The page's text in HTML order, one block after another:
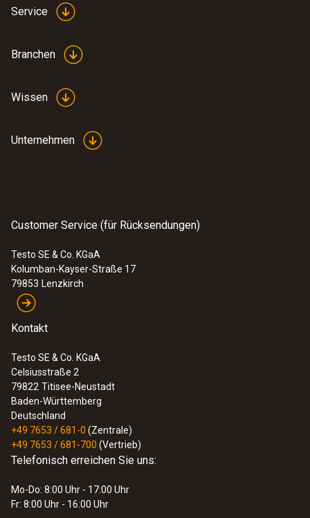
Service
Branchen
Wissen
Unternehmen
Customer Service (für Rücksendungen)
Testo SE & Co. KGaA
Kolumban-Kayser-Straße 17
79853 Lenzkirch
Kontakt
Testo SE & Co. KGaA
Celsiusstraße 2
79822 Titisee-Neustadt
Baden-Württemberg
Deutschland
+49 7653 / 681-0 (Zentrale)
+49 7653 / 681-700 (Vertrieb)
Telefonisch erreichen Sie uns:
Mo-Do: 8:00 Uhr - 17:00 Uhr
Fr: 8:00 Uhr - 16:00 Uhr